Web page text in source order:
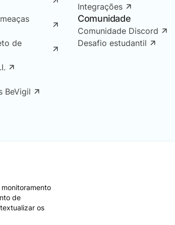
de
BeVigil
Integrações
Comunidade
Comunidade Discord
Desafio estudantil
de
os